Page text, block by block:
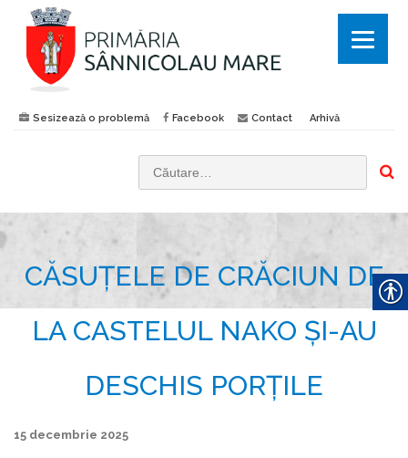
Sesizează o problemă Facebook Contact Arhivă
CĂSUȚELE DE CRĂCIUN DE
LA CASTELUL NAKO ȘI-AU
DESCHIS PORȚILE
15 decembrie 2025